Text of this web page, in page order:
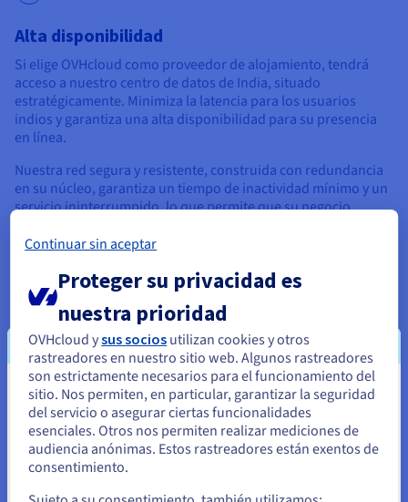
Alta disponibilidad
Si elige OVHcloud como proveedor de alojamiento, tendrá
acceso a nuestro centro de datos de India, situado
estratégicamente. Minimiza la latencia para los usuarios
indios y garantiza una alta disponibilidad para su presencia
en línea.
Nuestra red segura y resistente, construida con redundancia
en su núcleo, garantiza un tiempo de inactividad mínimo y un
servicio ininterrumpido, lo que permite que su negocio
Escalabilidad
La infraestructura de OVHcloud está diseñada para adaptarse
a la evolución de las exigencias de su actividad. Nuestros
servidores dedicados ofrecen una plataforma fiable y
adaptable para sus aplicaciones, permitiéndole añadir
recursos sin esfuerzo según sus necesidades.
Esta capacidad de ampliación garantiza que su solución de
Parece que está ubicado en Estados
Unidos
Si quiere hacer un pedido desde Estados Unidos, deberá buscar
el sitio web adecuado y crear una cuenta.
Continuar sin aceptar
Proteger su privacidad es
nuestra prioridad
OVHcloud ysus socios utilizan cookies y otros
rastreadores en nuestro sitio web. Algunos rastreadores
son estrictamente necesarios para el funcionamiento del
sitio. Nos permiten, en particular, garantizar la seguridad
del servicio o asegurar ciertas funcionalidades
esenciales. Otros nos permiten realizar mediciones de
audiencia anónimas. Estos rastreadores están exentos de
consentimiento.